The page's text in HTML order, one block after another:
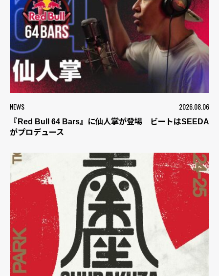
NEWS 2026.08.06
『Red Bull 64 Bars』に仙人掌が登場 ビートはSEEDA
がプロデュース